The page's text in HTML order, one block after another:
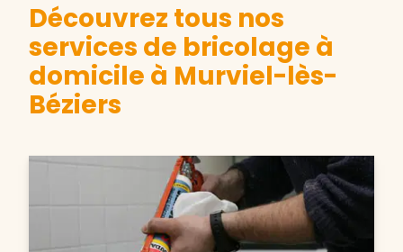
Découvrez tous nos
services de bricolage à
domicile à Murviel-lès-
Béziers